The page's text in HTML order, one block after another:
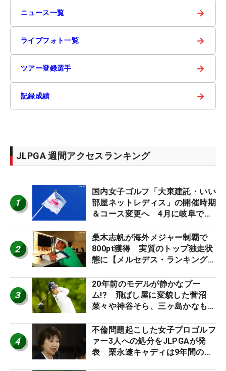
ニュース一覧 →
ライブフォト一覧 →
ツアー登録選手 →
記録成績 →
JLPGA 週間アクセスランキング
1
国内女子ゴルフ「大東建託・いい
部屋ネットレディス」の開催時期
＆コース変更へ 4月に岐阜で開
2
桑木志帆が海外メジャー制覇で
800pt獲得 実質のトップ独走状
態に【メルセデス・ランキング番
3
20年前のモデルが静かなブー
ム!? 飛ばし屋に変貌した菅沼
菜々や神谷そら、三ヶ島かなも使
ロたちの“飛ばしギア”】
4
不倫問題起こした女子プロゴルフ
ァー3人への処分をJLPGAが発
表 栗永遼キャディは9年間の立